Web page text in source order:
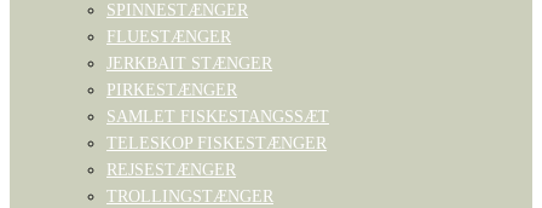
SPINNESTÆNGER
FLUESTÆNGER
JERKBAIT STÆNGER
PIRKESTÆNGER
SAMLET FISKESTANGSSÆT
TELESKOP FISKESTÆNGER
REJSESTÆNGER
TROLLINGSTÆNGER